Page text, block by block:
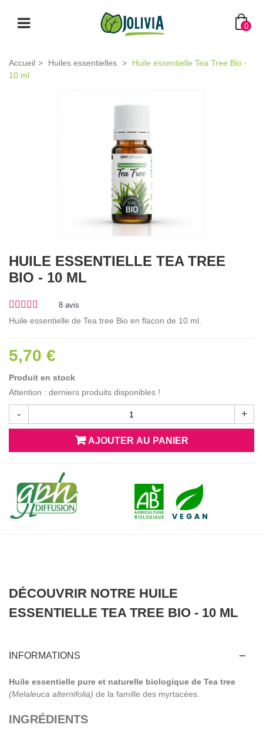
0
Accueil > Huiles essentielles >
Huile essentielle Tea Tree Bio -
10 ml
HUILE ESSENTIELLE TEA TREE
BIO - 10 ML
8 avis
Huile essentielle de Tea tree Bio en flacon de 10 ml.
5,70 €
Produit en stock
Attention : derniers produits disponibles !
- +
AJOUTER AU PANIER
DÉCOUVRIR NOTRE HUILE
ESSENTIELLE TEA TREE BIO - 10 ML
INFORMATIONS
Huile essentielle pure et naturelle biologique de Tea tree
(Melaleuca alternifolia) de la famille des myrtacées.
INGRÉDIENTS